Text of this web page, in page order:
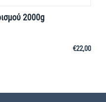
2000g
€22,00